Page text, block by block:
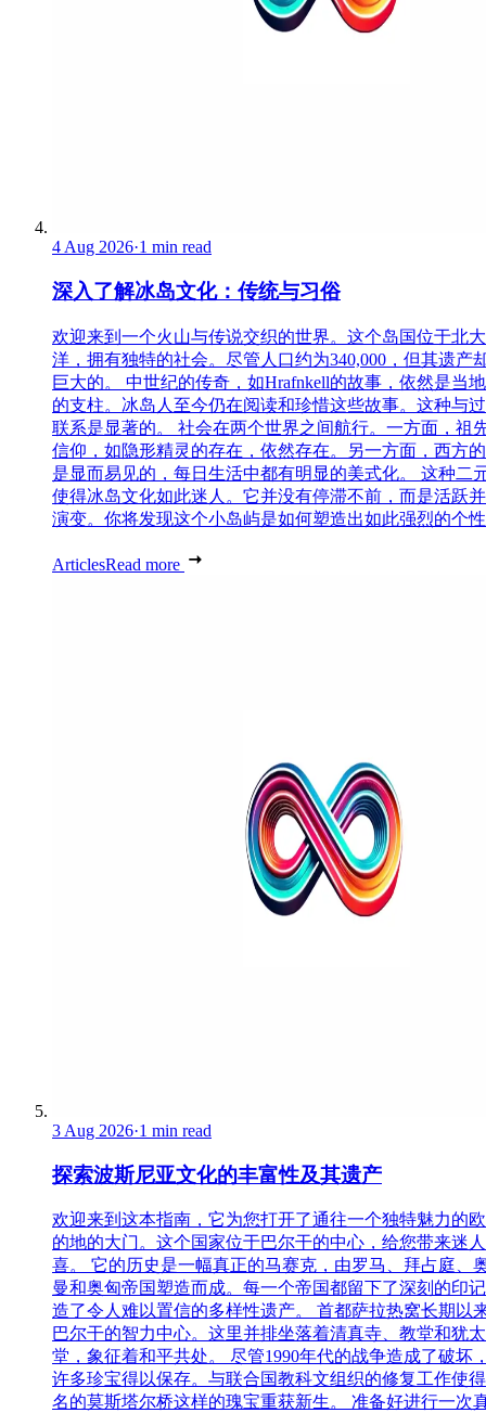
4 Aug 2026·1 min read
深入了解冰岛文化：传统与习俗
欢迎来到一个火山与传说交织的世界。这个岛国位于北
洋，拥有独特的社会。尽管人口约为340,000，但其遗产
巨大的。 中世纪的传奇，如Hrafnkell的故事，依然是当
的支柱。冰岛人至今仍在阅读和珍惜这些故事。这种与
联系是显著的。 社会在两个世界之间航行。一方面，祖
信仰，如隐形精灵的存在，依然存在。另一方面，西方
是显而易见的，每日生活中都有明显的美式化。 这种二
使得冰岛文化如此迷人。它并没有停滞不前，而是活跃
演变。你将发现这个小岛屿是如何塑造出如此强烈的个
ArticlesRead more
3 Aug 2026·1 min read
探索波斯尼亚文化的丰富性及其遗产
欢迎来到这本指南，它为您打开了通往一个独特魅力的
的地的大门。这个国家位于巴尔干的中心，给您带来迷
喜。 它的历史是一幅真正的马赛克，由罗马、拜占庭、
曼和奥匈帝国塑造而成。每一个帝国都留下了深刻的印
造了令人难以置信的多样性遗产。 首都萨拉热窝长期以
巴尔干的智力中心。这里并排坐落着清真寺、教堂和犹
堂，象征着和平共处。 尽管1990年代的战争造成了破坏
许多珍宝得以保存。与联合国教科文组织的修复工作使
名的莫斯塔尔桥这样的瑰宝重获新生。 准备好进行一次